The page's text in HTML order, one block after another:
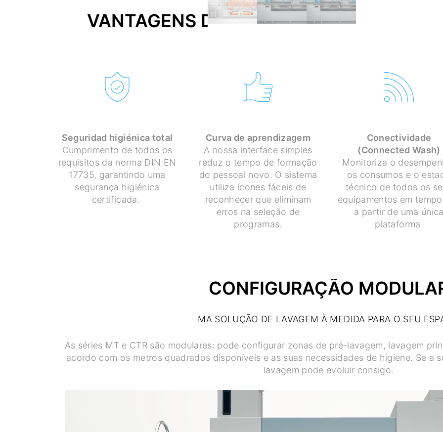
VANTAGENS DOS TÚNEIS DE LAVAGEM
Seguridad higiénica total
Cumprimento de todos os
requisitos da norma DIN EN
17735, garantindo uma
segurança higiénica
certificada.
Curva de aprendizagem
A nossa interface simples
reduz o tempo de formação
do pessoal novo. O sistema
utiliza ícones fáceis de
reconhecer que eliminam
erros na seleção de
programas.
Conectividade
(Connected Wash)
Monitoriza o
os consumos e o
técnico de todos os
equipamentos em
a partir de uma única
plataforma.
CONFIGURAÇÃO
MA SOLUÇÃO DE LAVAGEM À MEDIDA PARA O SEU
As séries MT e CTR são modulares: pode configurar zonas de pré-lavagem, lavagem
acordo com os metros quadrados disponíveis e as suas necessidades de higiene. Se a
lavagem pode evoluir consigo.